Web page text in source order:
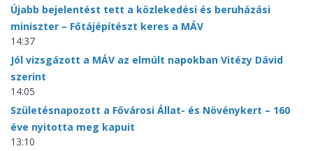
Újabb bejelentést tett a közlekedési és beruházási
miniszter – Főtájépítészt keres a MÁV
14:37
Jól vizsgázott a MÁV az elmúlt napokban Vitézy Dávid
szerint
14:05
Születésnapozott a Fővárosi Állat- és Növénykert – 160
éve nyitotta meg kapuit
13:10